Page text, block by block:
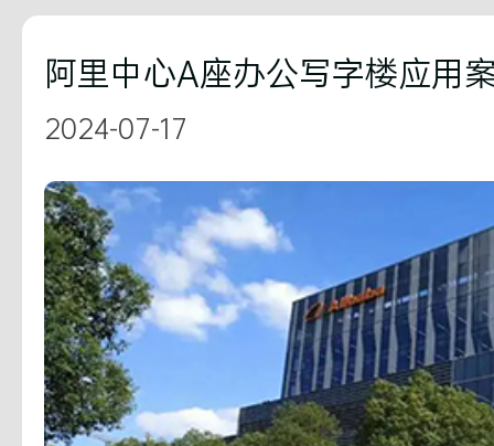
阿里中心A座办公写字楼应用
2024-07-17